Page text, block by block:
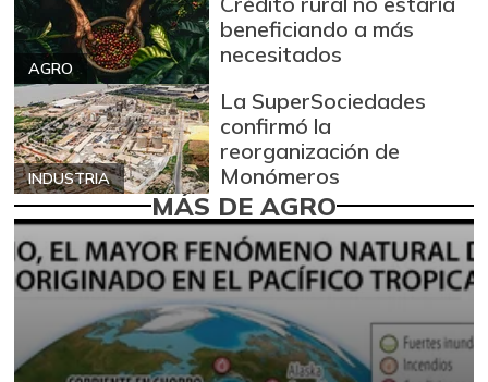
AGRO
beneficiando a más
necesitados
INDUSTRIA
La SuperSociedades
confirmó la
reorganización de
Monómeros
MÁS DE AGRO